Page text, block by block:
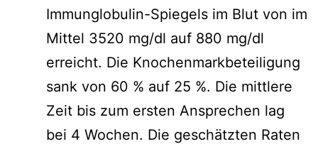
Immunglobulin-Spiegels im Blut von im
Mittel 3520 mg/dl auf 880 mg/dl
erreicht. Die Knochenmarkbeteiligung
sank von 60 % auf 25 %. Die mittlere
Zeit bis zum ersten Ansprechen lag
bei 4 Wochen. Die geschätzten Raten